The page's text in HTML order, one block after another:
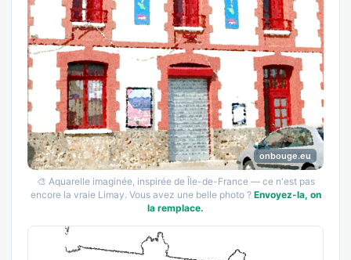
onbouge.eu
🎨 Aquarelle imaginée, inspirée de Île-de-France — ce n'est pas
encore la vraie Limay. Vous avez une belle photo ? Envoyez-la, on
la remplace.